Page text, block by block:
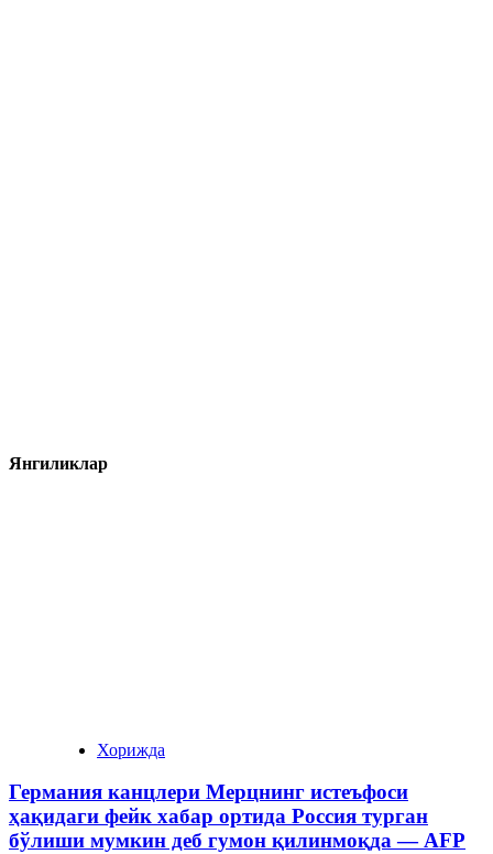
Янгиликлар
Хорижда
Германия канцлери Мерцнинг истеъфоси
ҳақидаги фейк хабар ортида Россия турган
бўлиши мумкин деб гумон қилинмоқда — AFP